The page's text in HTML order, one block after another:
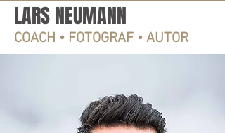
LARS NEUMANN
COACH • FOTOGRAF • AUTOR